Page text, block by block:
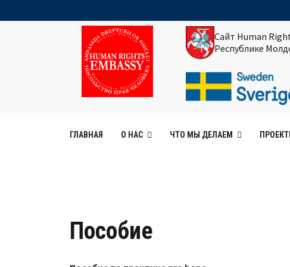
Сайт Human
Республике
ГЛАВНАЯ О НАС ЧТО МЫ ДЕЛАЕМ
Пособие